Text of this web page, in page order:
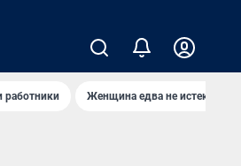
работники Женщина едва не истекла